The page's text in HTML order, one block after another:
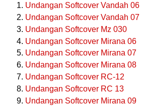
Undangan Softcover Vandah 06
Undangan Softcover Vandah 07
Undangan Softcover Mz 030
Undangan Softcover Mirana 06
Undangan Softcover Mirana 07
Undangan Softcover Mirana 08
Undangan Softcover RC-12
Undangan Softcover RC 13
Undangan Softcover Mirana 09